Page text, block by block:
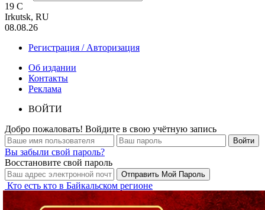
19 C
Irkutsk, RU
08.08.26
Регистрация / Авторизация
Об издании
Контакты
Реклама
ВОЙТИ
Добро пожаловать! Войдите в свою учётную запись
Вы забыли свой пароль?
Восстановите свой пароль
Кто есть кто в Байкальском регионе